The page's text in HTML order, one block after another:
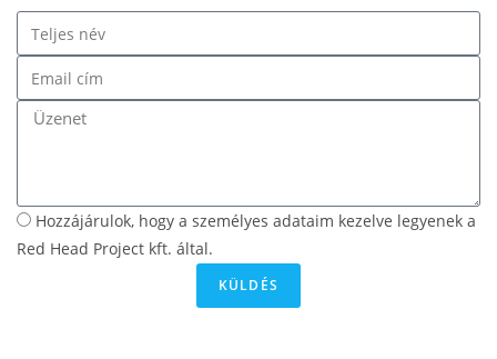
Hozzájárulok, hogy a személyes adataim kezelve legyenek a
Red Head Project kft. által.
KÜLDÉS